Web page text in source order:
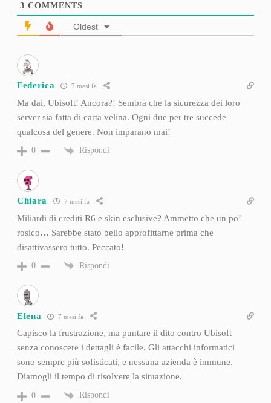
3 COMMENTS
Oldest
Federica 7 mesi fa
Ma dai, Ubisoft! Ancora?! Sembra che la sicurezza dei loro
server sia fatta di carta velina. Ogni due per tre succede
qualcosa del genere. Non imparano mai!
0 Rispondi
Chiara 7 mesi fa
Miliardi di crediti R6 e skin esclusive? Ammetto che un po’
rosico… Sarebbe stato bello approfittarne prima che
disattivassero tutto. Peccato!
0 Rispondi
Elena 7 mesi fa
Capisco la frustrazione, ma puntare il dito contro Ubisoft
senza conoscere i dettagli è facile. Gli attacchi informatici
sono sempre più sofisticati, e nessuna azienda è immune.
Diamogli il tempo di risolvere la situazione.
0 Rispondi